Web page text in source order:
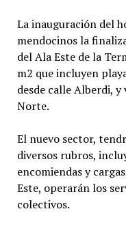
La inauguración del
mendocinos la
del Ala Este de la
m2 que incluyen
desde calle Alberdi,
Norte.
El nuevo sector,
diversos rubros,
encomiendas y
Este, operarán los
colectivos.